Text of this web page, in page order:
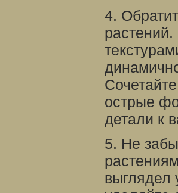
4.
острые
детали к
5. Не
выглядел